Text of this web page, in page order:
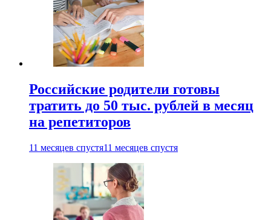
Российские родители готовы
тратить до 50 тыс. рублей в месяц
на репетиторов
11 месяцев спустя11 месяцев спустя